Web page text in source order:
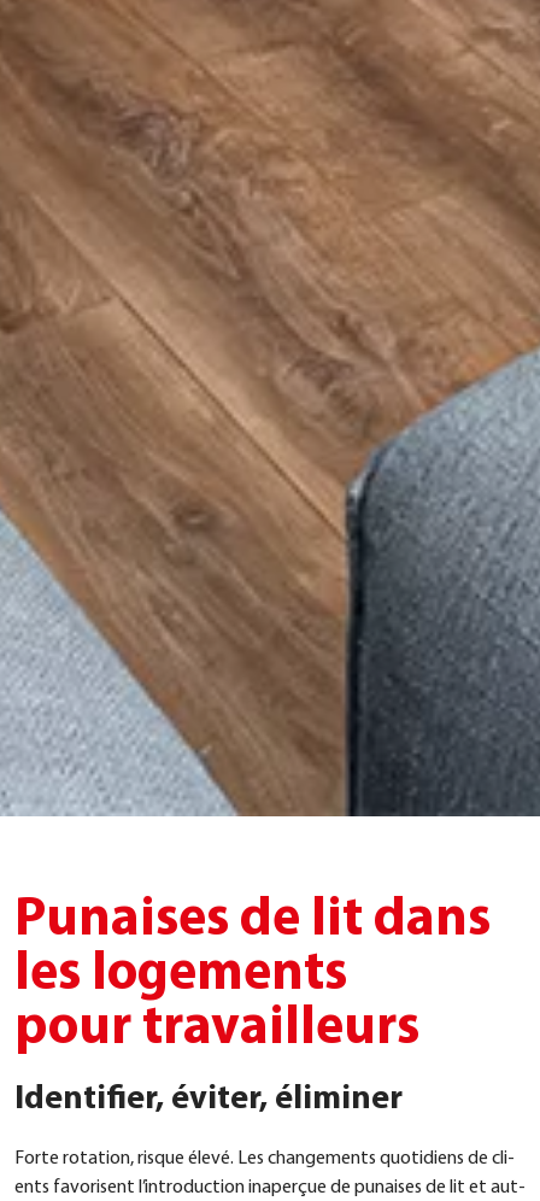
Punaises de lit dans
les logements
pour travailleurs
Identifier, éviter, éliminer
For­te rota­ti­on, ris­que éle­vé. Les chan­ge­ments quo­ti­di­ens de cli­
ents favo­ri­sent l’introduction inaper­çue de punai­ses de lit et aut­